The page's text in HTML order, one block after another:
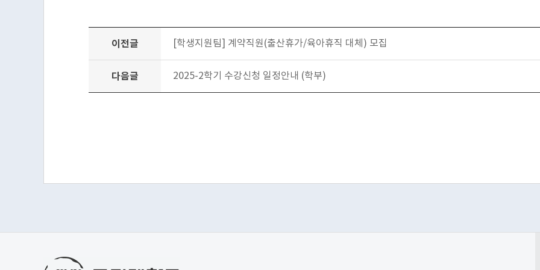
이전글 [학생지원팀] 계약직원(출산휴가/육아휴직 대체) 모집
다음글 2025-2학기 수강신청 일정안내 (학부)